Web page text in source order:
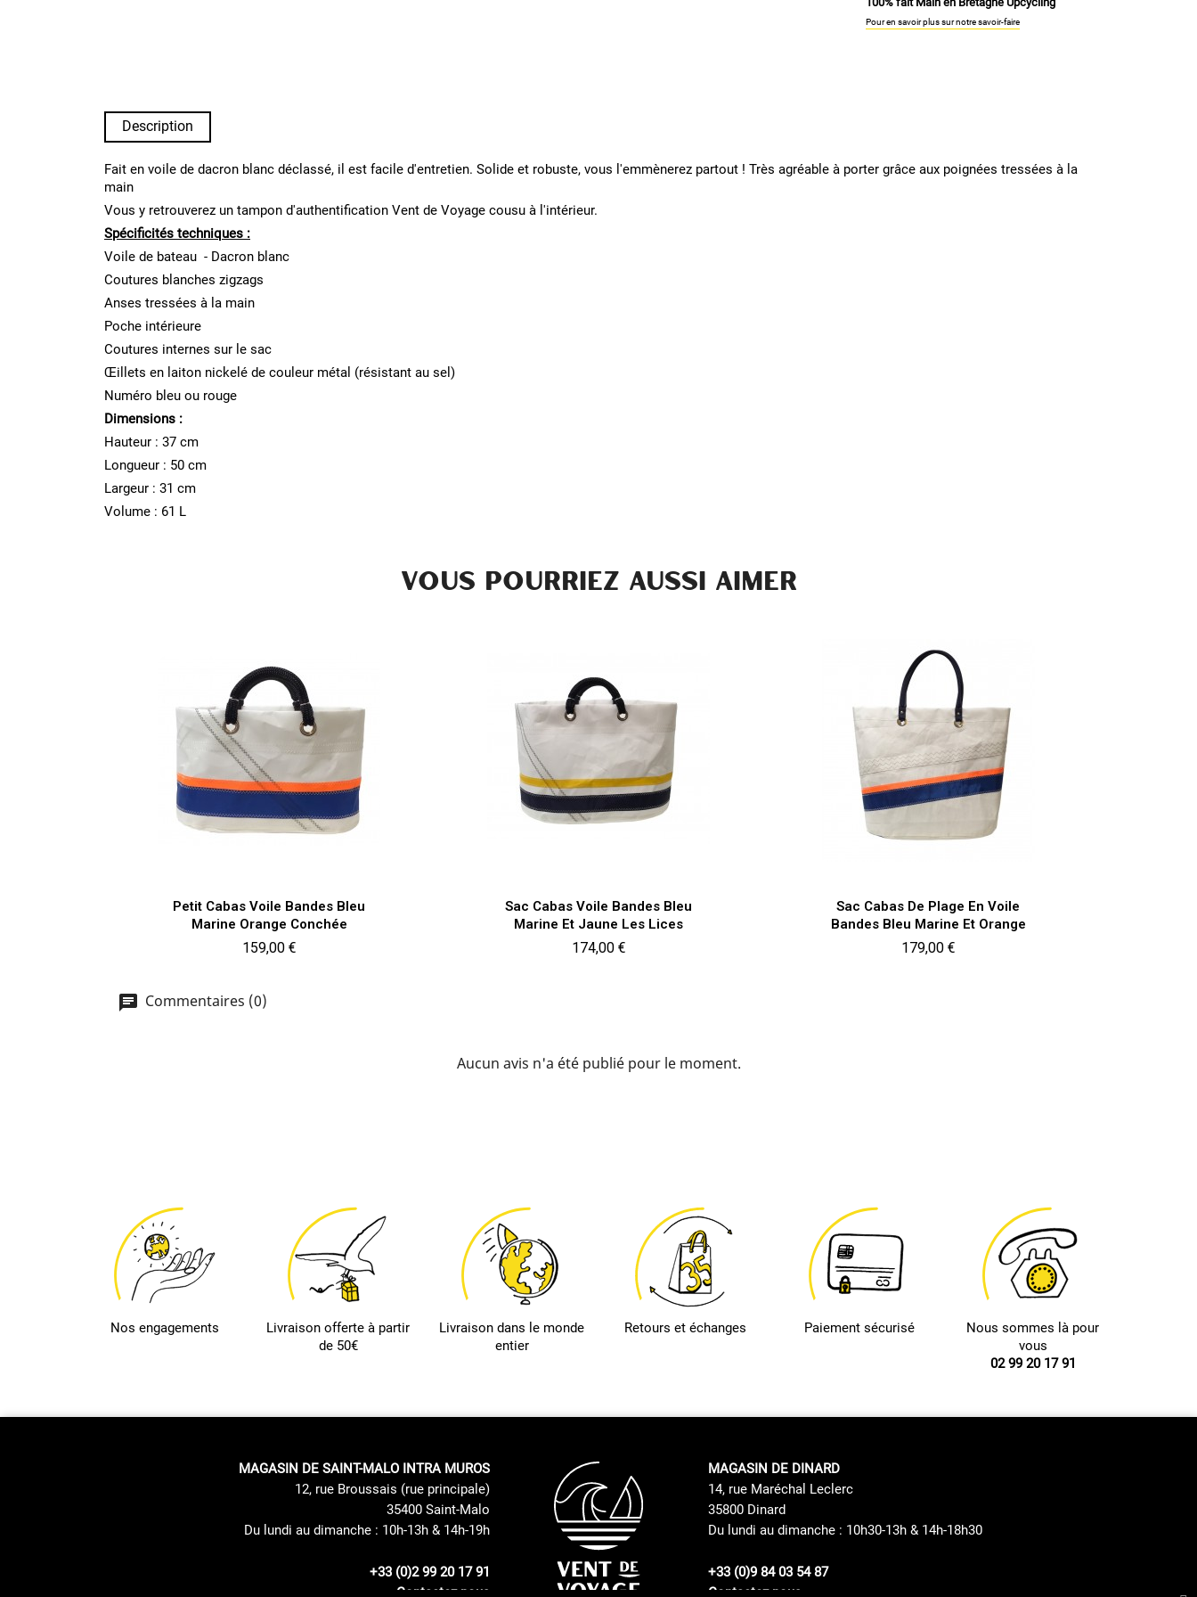
Pour en savoir plus sur notre savoir-faire
Description
Fait en voile de dacron blanc déclassé, il est facile d'entretien. Solide et robuste, vous l'emmènerez partout ! Très agréable à porter grâce aux poignées tressées à la
main
Vous y retrouverez un tampon d'authentification Vent de Voyage cousu à l'intérieur.
Spécificités techniques :
Voile de bateau - Dacron blanc
Coutures blanches zigzags
Anses tressées à la main
Poche intérieure
Coutures internes sur le sac
Œillets en laiton nickelé de couleur métal (résistant au sel)
Numéro bleu ou rouge
Dimensions :
Hauteur : 37 cm
Longueur : 50 cm
Largeur : 31 cm
Volume : 61 L
VOUS POURRIEZ AUSSI AIMER
Petit Cabas Voile Bandes Bleu
Marine Orange Conchée
Prix
159,00 €
Aperçu rapide
Sac Cabas Voile Bandes Bleu
Marine Et Jaune Les Lices
Prix
174,00 €
Aperçu rapide
Sac Cabas De Plage En Voile
Bandes Bleu Marine Et Orange
Prix
179,00 €
Aperçu rapide
Commentaires (0)
Aucun avis n'a été publié pour le moment.
Nos engagements
Livraison offerte à partir
de 50€
Livraison dans le monde
entier
Retours et échanges Paiement sécurisé
Nous sommes là pour
vous
02 99 20 17 91
MAGASIN DE SAINT-MALO INTRA MUROS
12, rue Broussais (rue principale)
35400 Saint-Malo
Du lundi au dimanche : 10h-13h & 14h-19h
+33 (0)2 99 20 17 91
Contactez nous
MAGASIN DE DINARD
14, rue Maréchal Leclerc
35800 Dinard
Du lundi au dimanche : 10h30-13h & 14h-18h30
+33 (0)9 84 03 54 87
Contactez nous